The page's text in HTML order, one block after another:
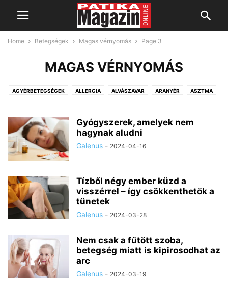
Home Betegségek Magas vérnyomás Page 3
MAGAS VÉRNYOMÁS
AGYÉRBETEGSÉGEK ALLERGIA ALVÁSZAVAR ARANYÉR ASZTMA
DAGANATOS MEGBETEGEDÉSEK
FÁJDALOM, FÁJDALOMCSILLAPÍTÁS FEJFÁJÁS
FOGÁSZATI PANASZOK FÜL-ORR-GÉGÉSZETI PANASZOK
GOMBÁSODÁS
LÉGZŐSZERVI MEGBETEGEDÉSEK MAGAS VÉRNYOMÁS
MÁJBETEGSÉGEK MEDDŐSÉG MEGFÁZÁS
MOZGÁSSZERVI PANASZOK
PIKKELYSÖMÖR PROSZTATAPANASZOK SZEMÉSZETI PANASZOK
SZÍV- ÉS ÉRRENDSZERI MEGBETEGEDÉSEK VESE/HÚGYÚTI BETEGSÉGEK
VESEBETEGSÉGEK
Gyógyszerek, amelyek nem
hagynak aludni
Galenus - 2024-04-16
Tízből négy ember küzd a
visszérrel – így csökkenthetők a
tünetek
Galenus - 2024-03-28
Nem csak a fűtött szoba,
betegség miatt is kipirosodhat az
arc
Galenus - 2024-03-19